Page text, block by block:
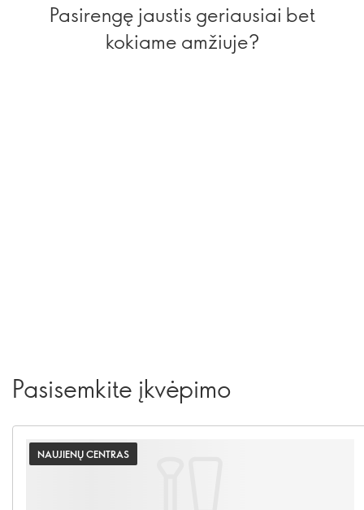
Pasirengę jaustis geriausiai bet
kokiame amžiuje?
Pasisemkite įkvėpimo
NAUJIENŲ CENTRAS